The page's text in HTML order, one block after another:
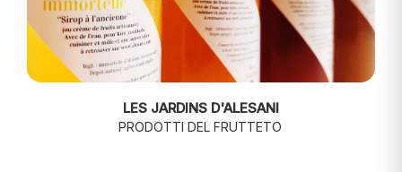
LES JARDINS D'ALESANI
PRODOTTI DEL FRUTTETO